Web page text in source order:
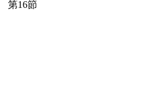
第16節